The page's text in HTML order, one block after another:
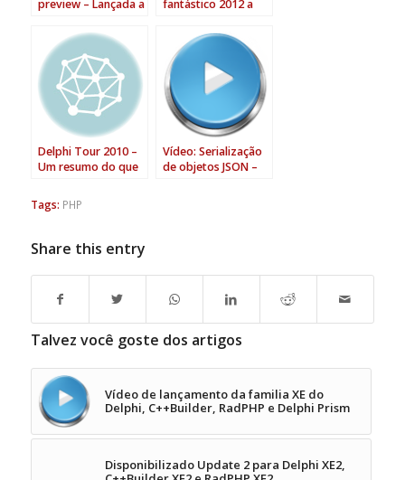
preview – Lançada a
fantástico 2012 a
Delphi Tour 2010 –
Um resumo do que
Vídeo: Serialização
de objetos JSON –
Tags: PHP
Share this entry
Talvez você goste dos artigos
Vídeo de lançamento da familia XE do
Delphi, C++Builder, RadPHP e Delphi Prism
Disponibilizado Update 2 para Delphi XE2,